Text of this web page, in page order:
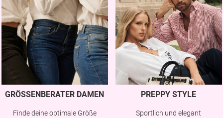
GRÖSSENBERATER DAMEN
Finde deine optimale Größe
PREPPY STYLE
Sportlich und elegant